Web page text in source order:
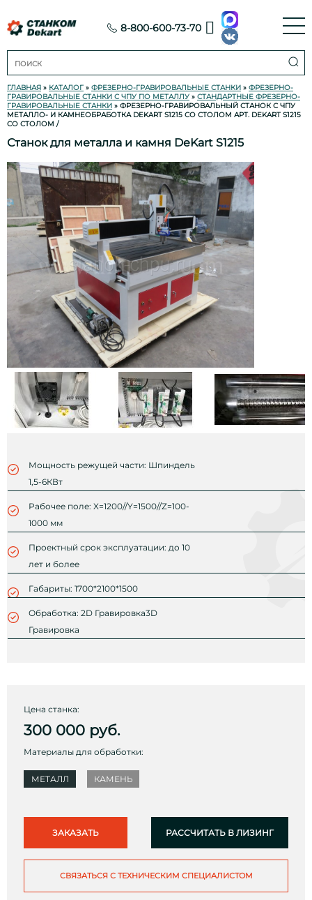
8-800-600-73-70
ГЛАВНАЯ » КАТАЛОГ » ФРЕЗЕРНО-ГРАВИРОВАЛЬНЫЕ СТАНКИ » ФРЕЗЕРНО-
ГРАВИРОВАЛЬНЫЕ СТАНКИ С ЧПУ ПО МЕТАЛЛУ » СТАНДАРТНЫЕ ФРЕЗЕРНО-
ГРАВИРОВАЛЬНЫЕ СТАНКИ » ФРЕЗЕРНО-ГРАВИРОВАЛЬНЫЙ СТАНОК С ЧПУ
МЕТАЛЛО- И КАМНЕОБРАБОТКА DEKART S1215 СО СТОЛОМ АРТ. DEKART S1215
СО СТОЛОМ /
Станок для металла и камня DeKart S1215
Мощность режущей части: Шпиндель
1,5-6КВт
Рабочее поле: X=1200//Y=1500//Z=100-
1000 мм
Проектный срок эксплуатации: до 10
лет и более
Габариты: 1700*2100*1500
Обработка: 2D Гравировка3D
Гравировка
Цена станка:
300 000 руб.
Материалы для обработки:
МЕТАЛЛ КАМЕНЬ
ЗАКАЗАТЬ РАССЧИТАТЬ В ЛИЗИНГ
СВЯЗАТЬСЯ С ТЕХНИЧЕСКИМ СПЕЦИАЛИСТОМ